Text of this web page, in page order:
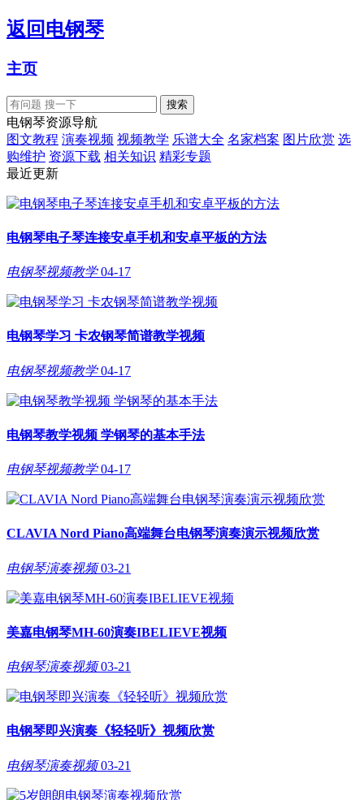
返回电钢琴
主页
电钢琴资源导航
图文教程 演奏视频 视频教学 乐谱大全 名家档案 图片欣赏 选
购维护 资源下载 相关知识 精彩专题
最近更新
电钢琴电子琴连接安卓手机和安卓平板的方法
电钢琴视频教学 04-17
电钢琴学习 卡农钢琴简谱教学视频
电钢琴视频教学 04-17
电钢琴教学视频 学钢琴的基本手法
电钢琴视频教学 04-17
CLAVIA Nord Piano高端舞台电钢琴演奏演示视频欣赏
电钢琴演奏视频 03-21
美嘉电钢琴MH-60演奏IBELIEVE视频
电钢琴演奏视频 03-21
电钢琴即兴演奏《轻轻听》视频欣赏
电钢琴演奏视频 03-21